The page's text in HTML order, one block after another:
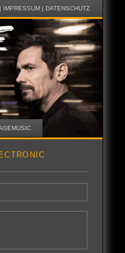
IMPRESSUM| DATENSCHUTZ